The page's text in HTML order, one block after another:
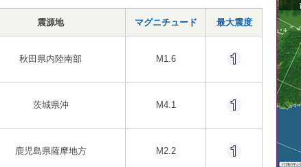
震源地 マグニチュード 最大震度
秋田県内陸南部 M1.6
茨城県沖 M4.1
鹿児島県薩摩地方 M2.2